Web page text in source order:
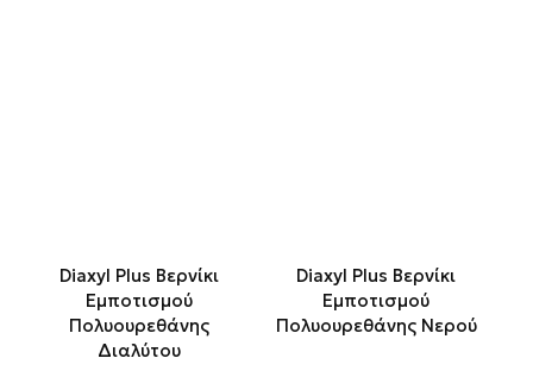
Diaxyl Plus Βερνίκι
Εμποτισμού
Πολυουρεθάνης
Διαλύτου
Diaxyl Plus Βερνίκι
Εμποτισμού
Πολυουρεθάνης Νερού